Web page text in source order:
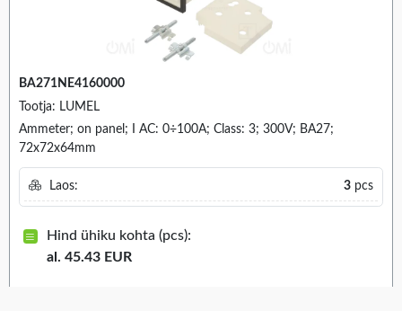
BA271NE4160000
Tootja: LUMEL
Ammeter; on panel; I AC: 0÷100A; Class: 3; 300V; BA27;
72x72x64mm
Laos: 3 pcs
Hind ühiku kohta (pcs):
al. 45.43 EUR